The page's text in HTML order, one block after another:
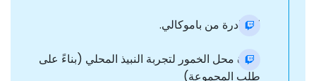
المغادرة من باموكالي.
زيارة محل الخمور لتجربة النبيذ المحلي (بناءً على
طلب المجموعة)